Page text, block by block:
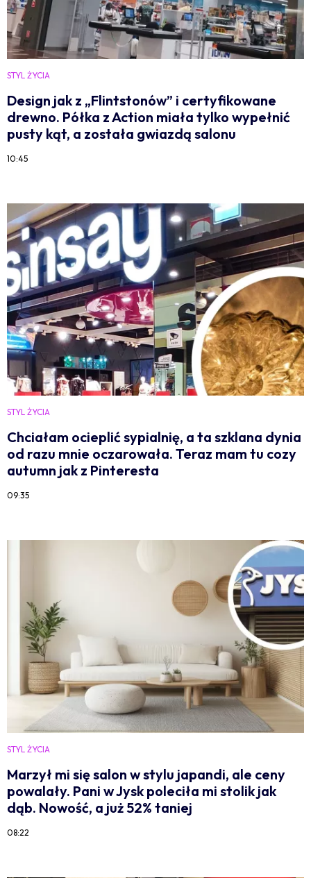
STYL ŻYCIA
Design jak z „Flintstonów” i certyfikowane
drewno. Półka z Action miała tylko wypełnić
pusty kąt, a została gwiazdą salonu
10:45
STYL ŻYCIA
Chciałam ocieplić sypialnię, a ta szklana dynia
od razu mnie oczarowała. Teraz mam tu cozy
autumn jak z Pinteresta
09:35
STYL ŻYCIA
Marzył mi się salon w stylu japandi, ale ceny
powalały. Pani w Jysk poleciła mi stolik jak
dąb. Nowość, a już 52% taniej
08:22